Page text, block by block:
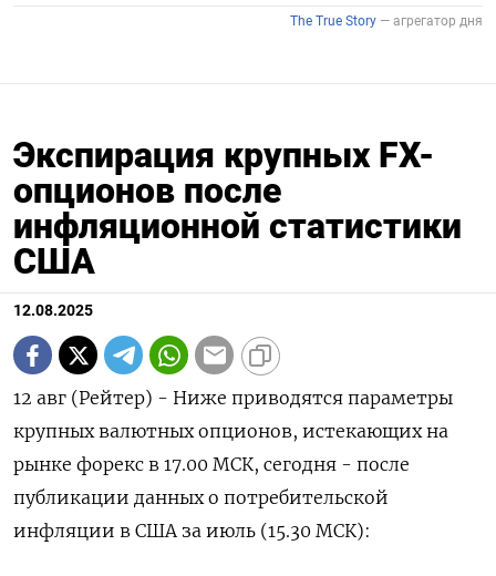
Экспирация крупных FX-
опционов после
инфляционной статистики
США
12.08.2025
12 авг (Рейтер) - Ниже приводятся параметры
крупных валютных опционов, истекающих на
рынке форекс в 17.00 МСК, сегодня - после
публикации данных о потребительской
инфляции в США за июль (15.30 МСК):